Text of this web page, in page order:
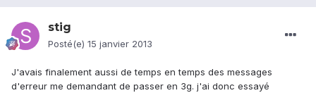
stig
Posté(e) 15 janvier 2013
J'avais finalement aussi de temps en temps des messages
d'erreur me demandant de passer en 3g. j'ai donc essayé